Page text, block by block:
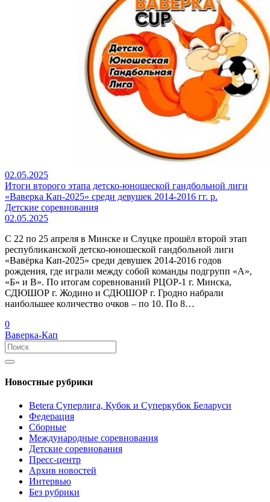
02.05.2025
Итоги второго этапа детско-юношеской гандбольной лиги
«Ваверка Кап-2025» среди девушек 2014-2016 гг. р.
Детские соревнования
02.05.2025
С 22 по 25 апреля в Минске и Слуцке прошёл второй этап
республиканской детско-юношеской гандбольной лиги
«Вавёрка Кап-2025» среди девушек 2014-2016 годов
рождения, где играли между собой команды подгрупп «А»,
«Б» и В». По итогам соревнований РЦОР-1 г. Минска,
СДЮШОР г. Жодино и СДЮШОР г. Гродно набрали
наибольшее количество очков – по 10. По 8…
0
Ваверка-Кап
Новостные рубрики
Betera Суперлига, Кубок и Суперкубок Беларуси
Федерация
Сборные
Международные соревнования
Детские соревнования
Пресс-центр
Архив новостей
Интервью
Без рубрики